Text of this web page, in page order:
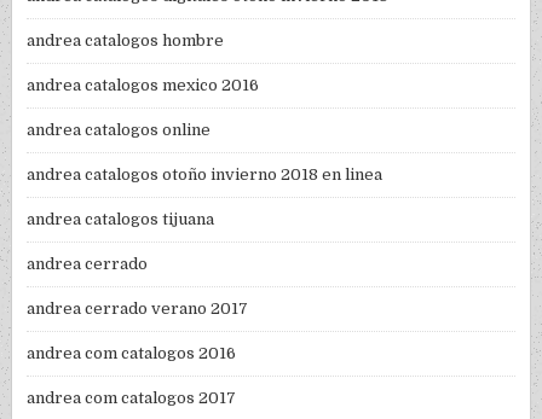
andrea catalogos hombre
andrea catalogos mexico 2016
andrea catalogos online
andrea catalogos otoño invierno 2018 en linea
andrea catalogos tijuana
andrea cerrado
andrea cerrado verano 2017
andrea com catalogos 2016
andrea com catalogos 2017